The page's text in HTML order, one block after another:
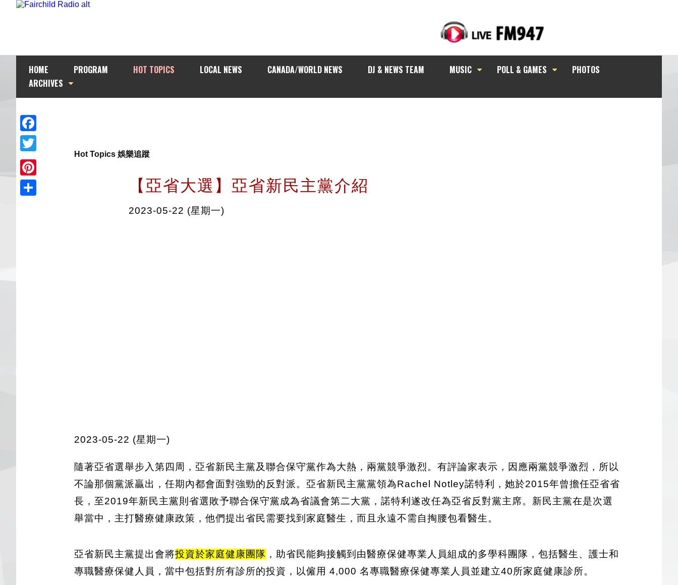
HOME PROGRAM HOT TOPICS LOCAL NEWS CANADA/WORLD NEWS DJ & NEWS TEAM MUSIC POLL & GAMES
PHOTOS
ARCHIVES
Facebook
Twitter
Pinterest
Hot Topics 娛樂追蹤
【亞省大選】亞省新民主黨介紹
2023-05-22 (星期一)
2023-05-22 (星期一)
隨著亞省選舉步入第四周，亞省新民主黨及聯合保守黨作為大熱，兩黨競爭激烈。有評論家表示，因應兩黨競爭激烈，所以
不論那個黨派贏出，任期內都會面對強勁的反對派。亞省新民主黨黨領為Rachel Notley諾特利，她於2015年曾擔任亞省省
長，至2019年新民主黨則省選敗予聯合保守黨成為省議會第二大黨，諾特利遂改任為亞省反對黨主席。新民主黨在是次選
舉當中，主打醫療健康政策，他們提出省民需要找到家庭醫生，而且永遠不需自掏腰包看醫生。
亞省新民主黨提出會將投資於家庭健康團隊 ，助省民能夠接觸到由醫療保健專業人員組成的多學科團隊，包括醫生、護士和
專職醫療保健人員，當中包括對所有診所的投資，以僱用 4,000 名專職醫療保健專業人員並建立40所家庭健康診所。